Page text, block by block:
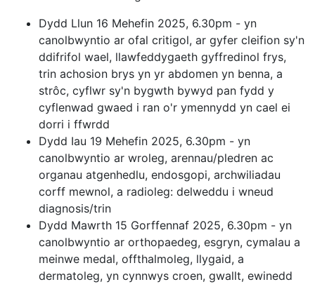
Dydd Llun 16 Mehefin 2025, 6.30pm - yn
canolbwyntio ar ofal critigol, ar gyfer cleifion sy'n
ddifrifol wael, llawfeddygaeth gyffredinol frys,
trin achosion brys yn yr abdomen yn benna, a
strôc, cyflwr sy'n bygwth bywyd pan fydd y
cyflenwad gwaed i ran o'r ymennydd yn cael ei
dorri i ffwrdd
Dydd Iau 19 Mehefin 2025, 6.30pm - yn
canolbwyntio ar wroleg, arennau/pledren ac
organau atgenhedlu, endosgopi, archwiliadau
corff mewnol, a radioleg: delweddu i wneud
diagnosis/trin
Dydd Mawrth 15 Gorffennaf 2025, 6.30pm - yn
canolbwyntio ar orthopaedeg, esgryn, cymalau a
meinwe medal, offthalmoleg, llygaid, a
dermatoleg, yn cynnwys croen, gwallt, ewinedd